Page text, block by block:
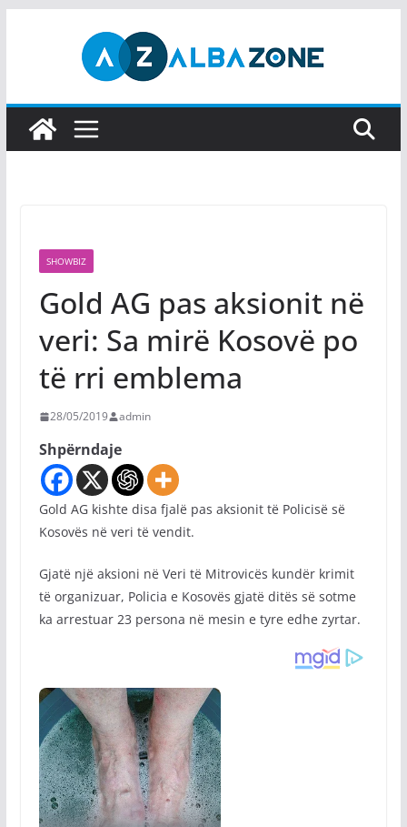
SHOWBIZ
Gold AG pas aksionit në
veri: Sa mirë Kosovë po
të rri emblema
28/05/2019 admin
Shpërndaje
Gold AG kishte disa fjalë pas aksionit të Policisë së
Kosovës në veri të vendit.
Gjatë një aksioni në Veri të Mitrovicës kundër krimit
të organizuar, Policia e Kosovës gjatë ditës së sotme
ka arrestuar 23 persona në mesin e tyre edhe zyrtar.